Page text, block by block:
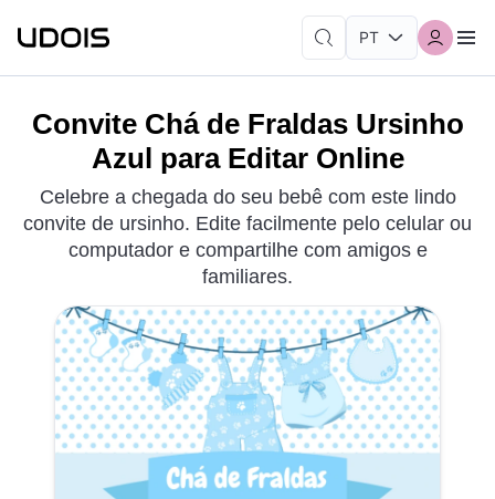
Convite Chá de Fraldas Ursinho
Azul para Editar Online
Celebre a chegada do seu bebê com este lindo
convite de ursinho. Edite facilmente pelo celular ou
computador e compartilhe com amigos e
familiares.